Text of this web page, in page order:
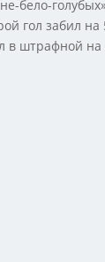
бело-
гол забил
в штрафной на